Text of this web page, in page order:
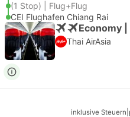
(1 Stop) | Flug+Flug
CEI Flughafen Chiang Rai
Economy |
Thai AirAsia
inklusive Steuern